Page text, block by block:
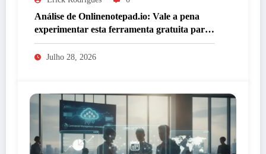
Análise de Onlinenotepad.io: Vale a pena
experimentar esta ferramenta gratuita para
anotações?
Julho 28, 2026